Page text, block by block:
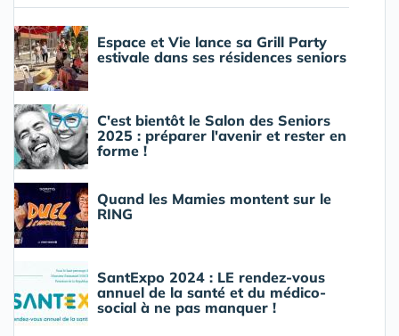
Espace et Vie lance sa Grill Party
estivale dans ses résidences seniors
C'est bientôt le Salon des Seniors
2025 : préparer l'avenir et rester en
forme !
Quand les Mamies montent sur le
RING
SantExpo 2024 : LE rendez-vous
annuel de la santé et du médico-
social à ne pas manquer !